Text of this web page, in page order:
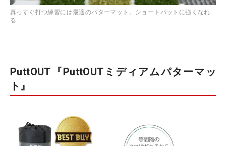
真っすぐ打つ練習には最適のパターマット。ショートパットに強くなれ
る
PuttOUT『PuttOUTミディアムパターマッ
ト』